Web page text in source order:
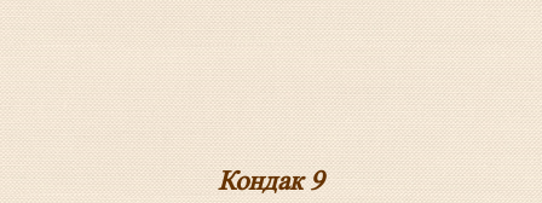
Кондак 9